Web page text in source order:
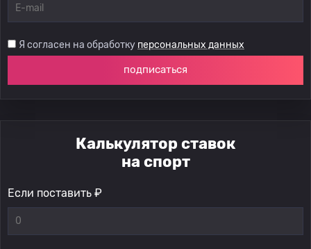
Я согласен на обработку персональных данных
подписаться
Калькулятор ставок
на спорт
Если поставить ₽